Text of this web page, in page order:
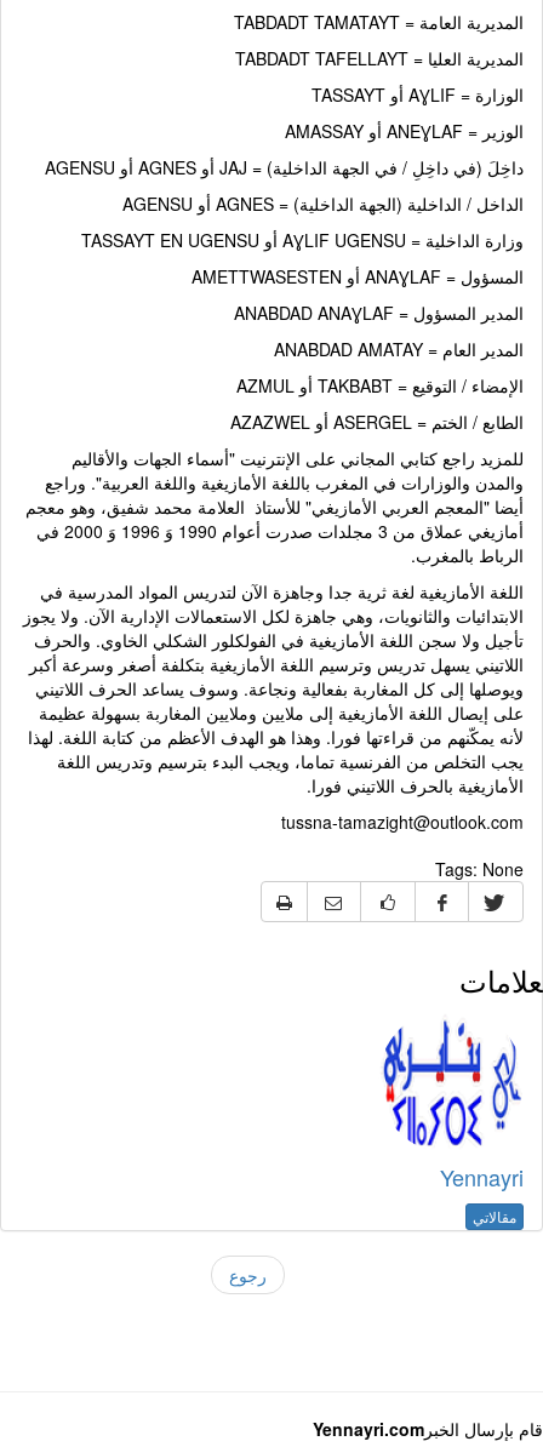
المديرية العامة = TABDADT TAMATAYT
المديرية العليا = TABDADT TAFELLAYT
الوزارة = AƔLIF أو TASSAYT
الوزير = ANEƔLAF أو AMASSAY
داخِلَ (في داخِلِ / في الجهة الداخلية) = JAJ أو AGNES أو AGENSU
الداخل / الداخلية (الجهة الداخلية) = AGNES أو AGENSU
وزارة الداخلية = AƔLIF UGENSU أو TASSAYT EN UGENSU
المسؤول = ANAƔLAF أو AMETTWASESTEN
المدير المسؤول = ANABDAD ANAƔLAF
المدير العام = ANABDAD AMATAY
الإمضاء / التوقيع = TAKBABT أو AZMUL
الطابع / الختم = ASERGEL أو AZAZWEL
للمزيد راجع كتابي المجاني على الإنترنيت "أسماء الجهات والأقاليم
والمدن والوزارات في المغرب باللغة الأمازيغية واللغة العربية". وراجع
أيضا "المعجم العربي الأمازيغي" للأستاذ العلامة محمد شفيق، وهو معجم
أمازيغي عملاق من 3 مجلدات صدرت أعوام 1990 وَ 1996 وَ 2000 في
الرباط بالمغرب.
اللغة الأمازيغية لغة ثرية جدا وجاهزة الآن لتدريس المواد المدرسية في
الابتدائيات والثانويات، وهي جاهزة لكل الاستعمالات الإدارية الآن. ولا يجوز
تأجيل ولا سجن اللغة الأمازيغية في الفولكلور الشكلي الخاوي. والحرف
اللاتيني يسهل تدريس وترسيم اللغة الأمازيغية بتكلفة أصغر وسرعة أكبر
ويوصلها إلى كل المغاربة بفعالية ونجاعة. وسوف يساعد الحرف اللاتيني
على إيصال اللغة الأمازيغية إلى ملايين وملايين المغاربة بسهولة عظيمة
لأنه يمكّنهم من قراءتها فورا. وهذا هو الهدف الأعظم من كتابة اللغة. لهذا
يجب التخلص من الفرنسية تماما، ويجب البدء بترسيم وتدريس اللغة
الأمازيغية بالحرف اللاتيني فورا.
tussna-tamazight@outlook.com
Tags:None
Yennayri
مقالاتي
رجوع
بإرسال الخبرYennayri.com